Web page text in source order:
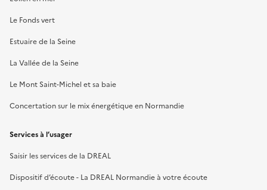
Le Fonds vert
Estuaire de la Seine
La Vallée de la Seine
Le Mont Saint-Michel et sa baie
Concertation sur le mix énergétique en Normandie
Services à l’usager
Saisir les services de la DREAL
Dispositif d’écoute - La DREAL Normandie à votre écoute